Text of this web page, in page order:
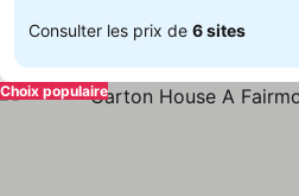
Consulter les prix de 6 sites
Choix populaire